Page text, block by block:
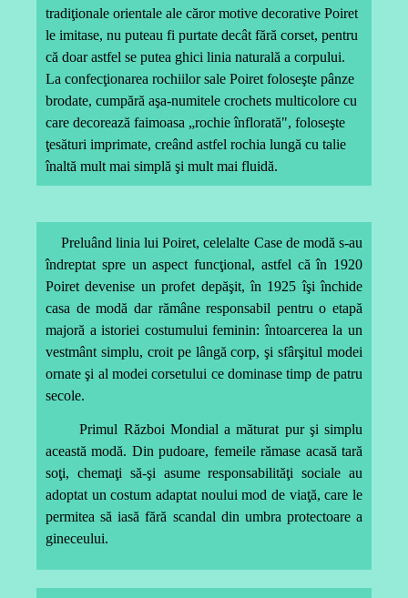
tradiţionale orientale ale căror motive decorative Poiret
le imitase, nu puteau fi purtate decât fără corset, pentru
că doar astfel se putea ghici linia naturală a corpului.
La confecţionarea rochiilor sale Poiret foloseşte pânze
brodate, cumpără aşa-numitele crochets multicolore cu
care decorează faimoasa „rochie înflorată", foloseşte
ţesături imprimate, creând astfel rochia lungă cu talie
înaltă mult mai simplă şi mult mai fluidă.
Preluând linia lui Poiret, celelalte Case de modă s-au
îndreptat spre un aspect funcţional, astfel că în 1920
Poiret devenise un profet depăşit, în 1925 îşi închide
casa de modă dar rămâne responsabil pentru o etapă
majoră a istoriei costumului feminin: întoarcerea la un
vestmânt simplu, croit pe lângă corp, şi sfârşitul modei
ornate şi al modei corsetului ce dominase timp de patru
secole.
Primul Război Mondial a măturat pur şi simplu
această modă. Din pudoare, femeile rămase acasă tară
soţi, chemaţi să-şi asume responsabilităţi sociale au
adoptat un costum adaptat noului mod de viaţă, care le
permitea să iasă fără scandal din umbra protectoare a
gineceului.